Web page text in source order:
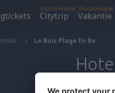
Vlucht+Hotel
Citytrip
Vlucht+Hotel
Vakantie
Le Bois Plage En Re